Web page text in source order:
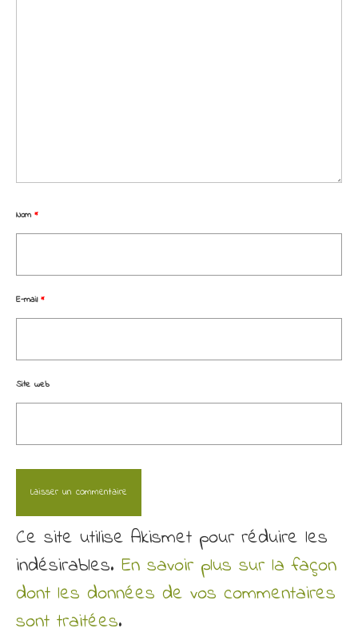
Nom *
E-mail*
Site web
Ce site utilise Akismet pour réduire les
indésirables. En savoir plus sur la façon
dont les données de vos commentaires
sont traitées.